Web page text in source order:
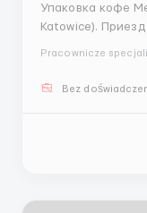
Упаковка кофе Место работы: город Żory (40 км от
Katowice). Приезд
zł/netto в час; •
Pracownicze
Bez